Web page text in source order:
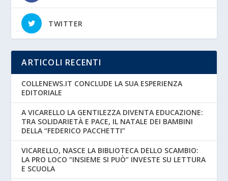
TWITTER
ARTICOLI RECENTI
COLLENEWS.IT CONCLUDE LA SUA ESPERIENZA
EDITORIALE
A VICARELLO LA GENTILEZZA DIVENTA EDUCAZIONE:
TRA SOLIDARIETÀ E PACE, IL NATALE DEI BAMBINI
DELLA “FEDERICO PACCHETTI”
VICARELLO, NASCE LA BIBLIOTECA DELLO SCAMBIO:
LA PRO LOCO “INSIEME SI PUÒ” INVESTE SU LETTURA
E SCUOLA